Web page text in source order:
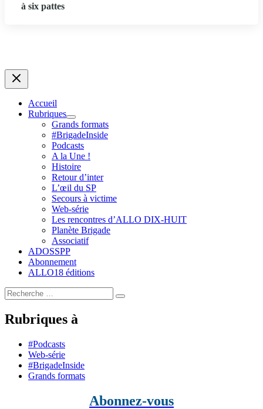
à six pattes
Accueil
Rubriques
Grands formats
#BrigadeInside
Podcasts
A la Une !
Histoire
Retour d’inter
L’œil du SP
Secours à victime
Web-série
Les rencontres d’ALLO DIX-HUIT
Planète Brigade
Associatif
ADOSSPP
Abonnement
ALLO18 éditions
Search
for:
Rubriques à
#Podcasts
Web-série
#BrigadeInside
Grands formats
Abonnez-vous